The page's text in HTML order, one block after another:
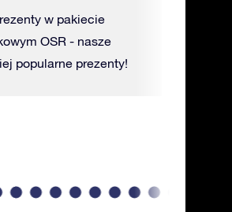
w pakiecie
OSR - nasze
popularne prezenty!